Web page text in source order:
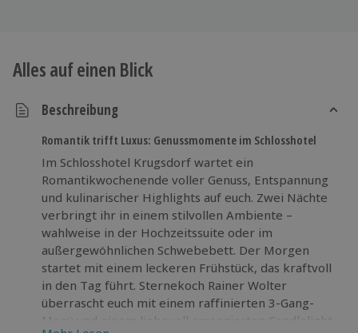
Alles auf einen Blick
Beschreibung
Romantik trifft Luxus: Genussmomente im Schlosshotel
Im Schlosshotel Krugsdorf wartet ein
Romantikwochenende voller Genuss, Entspannung
und kulinarischer Highlights auf euch. Zwei Nächte
verbringt ihr in einem stilvollen Ambiente –
wahlweise in der Hochzeitssuite oder im
außergewöhnlichen Schwebebett. Der Morgen
startet mit einem leckeren Frühstück, das kraftvoll
in den Tag führt. Sternekoch Rainer Wolter
überrascht euch mit einem raffinierten 3-Gang-
Menü und einem liebevoll arrangierten Candlelight